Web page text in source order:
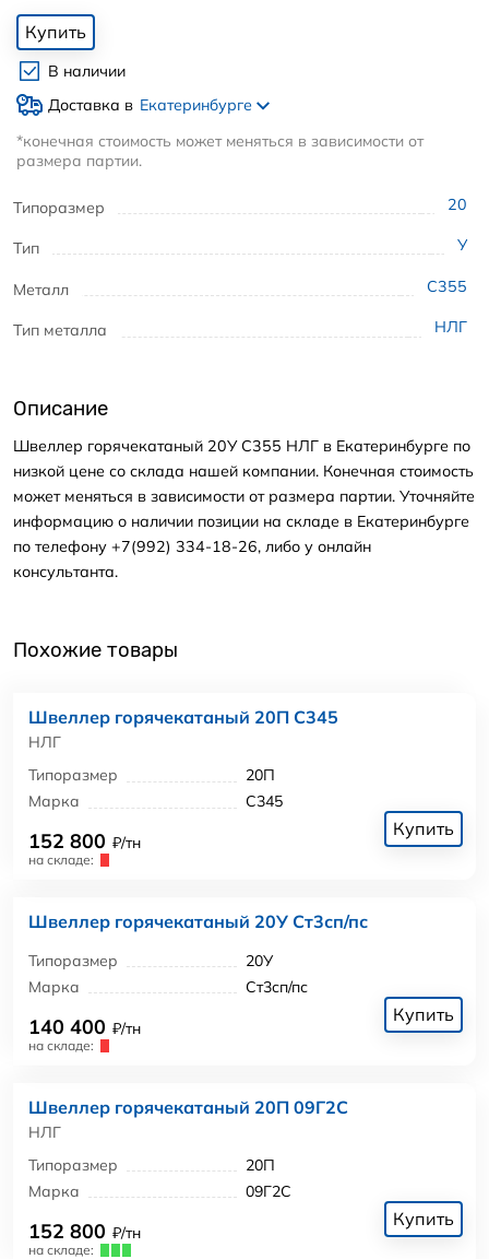
Типоразмер 20
Тип У
Металл С355
Тип металла НЛГ
Купить
В наличии
Доставка в Екатеринбурге
*конечная стоимость может меняться в зависимости от
размера партии.
Описание
Швеллер горячекатаный 20У С355 НЛГ в Екатеринбурге по
низкой цене со склада нашей компании. Конечная стоимость
может меняться в зависимости от размера партии. Уточняйте
информацию о наличии позиции на складе в Екатеринбурге
по телефону +7(992) 334-18-26, либо у онлайн
консультанта.
Похожие товары
Швеллер горячекатаный 20П С345
НЛГ
Типоразмер
20П
Марка
С345
152 800 ₽/тн
на складе:
Купить
Швеллер горячекатаный 20У Ст3сп/пс
Типоразмер
20У
Марка
Ст3сп/пс
140 400 ₽/тн
на складе:
Купить
Швеллер горячекатаный 20П 09Г2С
НЛГ
Типоразмер
20П
Марка
09Г2С
152 800 ₽/тн
на складе:
Купить